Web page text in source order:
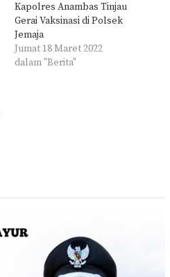
Kapolres Anambas Tinjau
Gerai Vaksinasi di Polsek
Jemaja
Jumat 18 Maret 2022
dalam "Berita"